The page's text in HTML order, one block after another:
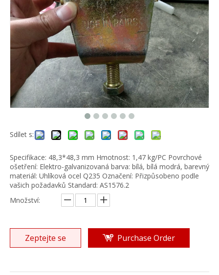
Sdílet s:
Specifikace: 48,3*48,3 mm Hmotnost: 1,47 kg/PC Povrchové
ošetření: Elektro-galvanizovaná barva: bílá, bílá modrá, barevný
materiál: Uhlíková ocel Q235 Označení: Přizpůsobeno podle
vašich požadavků Standard: AS1576.2
Množství:
Zeptejte se Purchase Order